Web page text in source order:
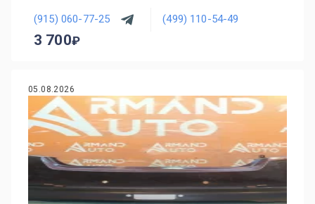
(915) 060-77-25 (499) 110-54-49
3 700
05.08.2026